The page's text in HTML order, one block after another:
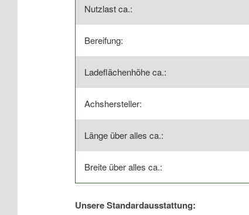
Nutzlast ca.:
Bereifung:
Ladeflächenhöhe ca.:
Achshersteller:
Länge über alles ca.:
Breite über alles ca.:
Unsere Standardausstattung: